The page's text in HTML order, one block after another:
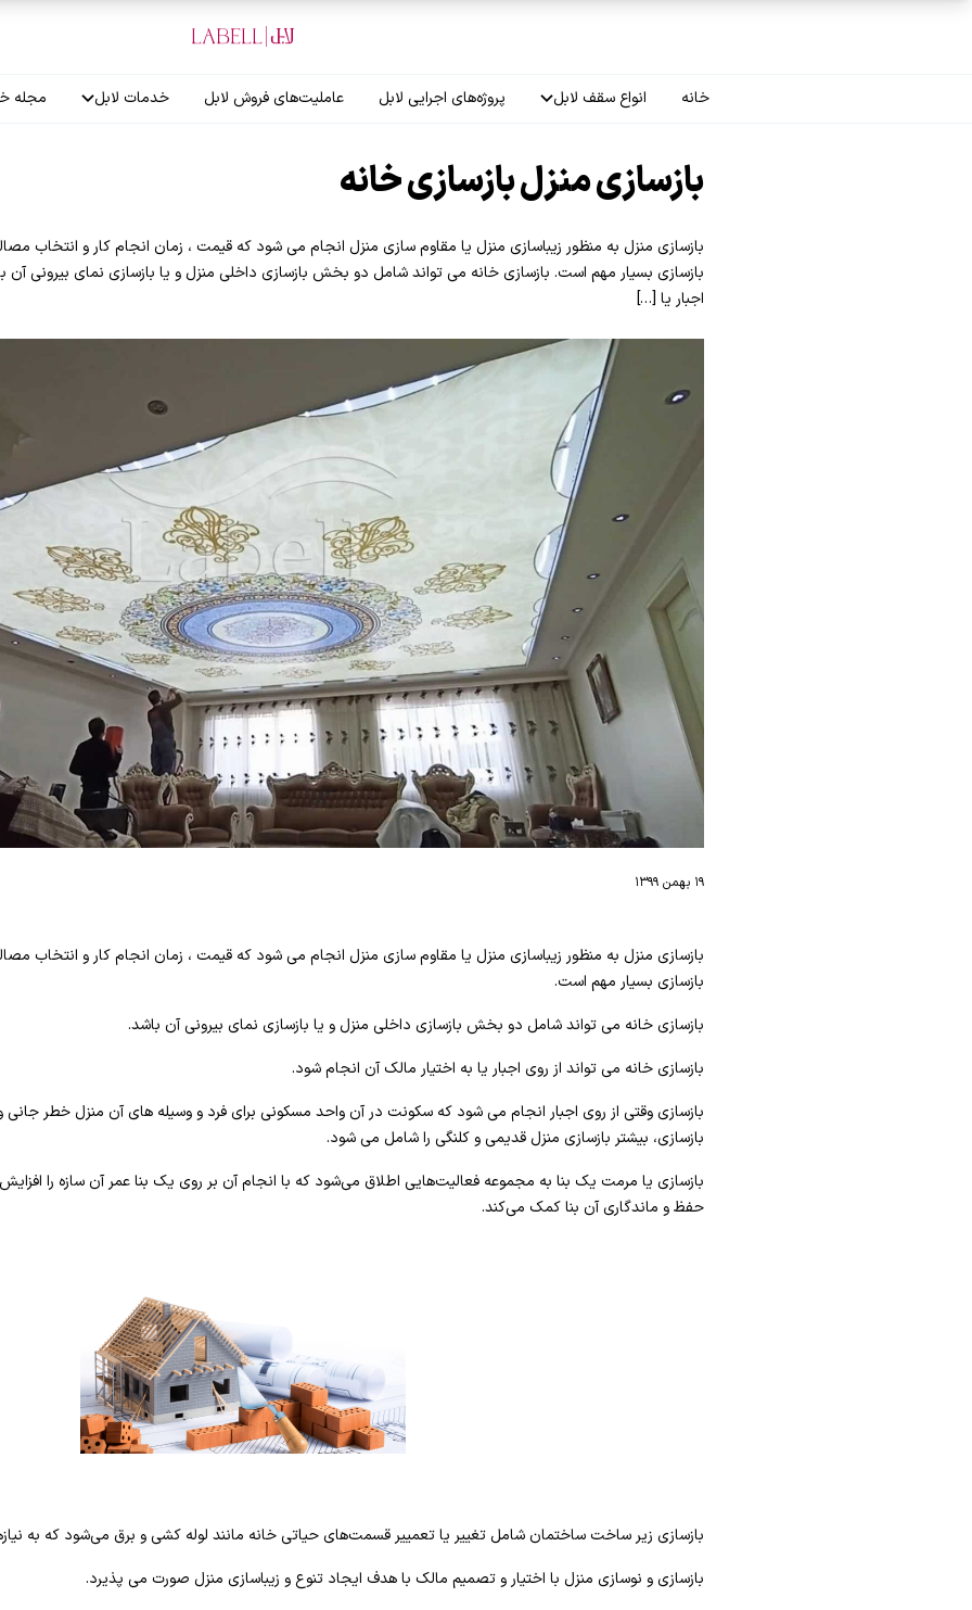
خانه انواع سقف لابل
سقف لاکر
سقف گلکسی
سقف مات
سقف اپلای
پروژه‌های اجرایی لابل عاملیت‌های فروش لابل خدمات لابل مجله
بازسازی منزل بازسازی خانه
بازسازی منزل به منظور زیباسازی منزل یا مقاوم سازی منزل انجام می شود که قیمت ، زمان انجام کار و انتخاب
بازسازی بسیار مهم است. بازسازی خانه می تواند شامل دو بخش بازسازی داخلی منزل و یا بازسازی نمای بیرونی آن
اجبار یا […]
۱۹ بهمن ۱۳۹۹
بازسازی منزل به منظور زیباسازی منزل یا مقاوم سازی منزل انجام می شود که قیمت ، زمان انجام کار و انتخاب
بازسازی بسیار مهم است.
بازسازی خانه می تواند شامل دو بخش بازسازی داخلی منزل و یا بازسازی نمای بیرونی آن باشد.
بازسازی خانه می تواند از روی اجبار یا به اختیار مالک آن انجام شود.
بازسازی وقتی از روی اجبار انجام می شود که سکونت در آن واحد مسکونی برای فرد و وسیله های آن منزل خطر جانی
بازسازی، بیشتر بازسازی منزل قدیمی و کلنگی را شامل می شود.
بازسازی یا مرمت یک بنا به مجموعه فعالیت‌هایی اطلاق می‌شود که با انجام آن بر روی یک بنا عمر آن سازه را
حفظ و ماندگاری آن بنا کمک می‌کند.
بازسازی زیر ساخت ساختمان شامل تغییر یا تعمییر قسمت‌های حیاتی خانه مانند لوله کشی و برق می‌شود که به
بازسازی و نوسازی منزل با اختیار و تصمیم مالک با هدف ایجاد تنوع و زیباسازی منزل صورت می پذیرد.